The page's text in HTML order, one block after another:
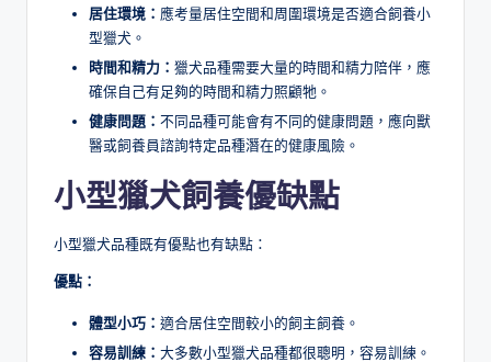
居住環境： 應考量居住空間和周圍環境是否適合飼養小
型獵犬。
時間和精力： 獵犬品種需要大量的時間和精力陪伴，應
確保自己有足夠的時間和精力照顧牠。
健康問題： 不同品種可能會有不同的健康問題，應向獸
醫或飼養員諮詢特定品種潛在的健康風險。
小型獵犬飼養優缺點
小型獵犬品種既有優點也有缺點：
優點：
體型小巧： 適合居住空間較小的飼主飼養。
容易訓練： 大多數小型獵犬品種都很聰明，容易訓練。